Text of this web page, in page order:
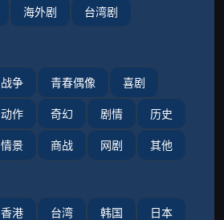
海外剧 台湾剧
战争 青春偶像 喜剧
动作 奇幻 剧情 历史
情景 商战 网剧 其他
香港 台湾 韩国 日本